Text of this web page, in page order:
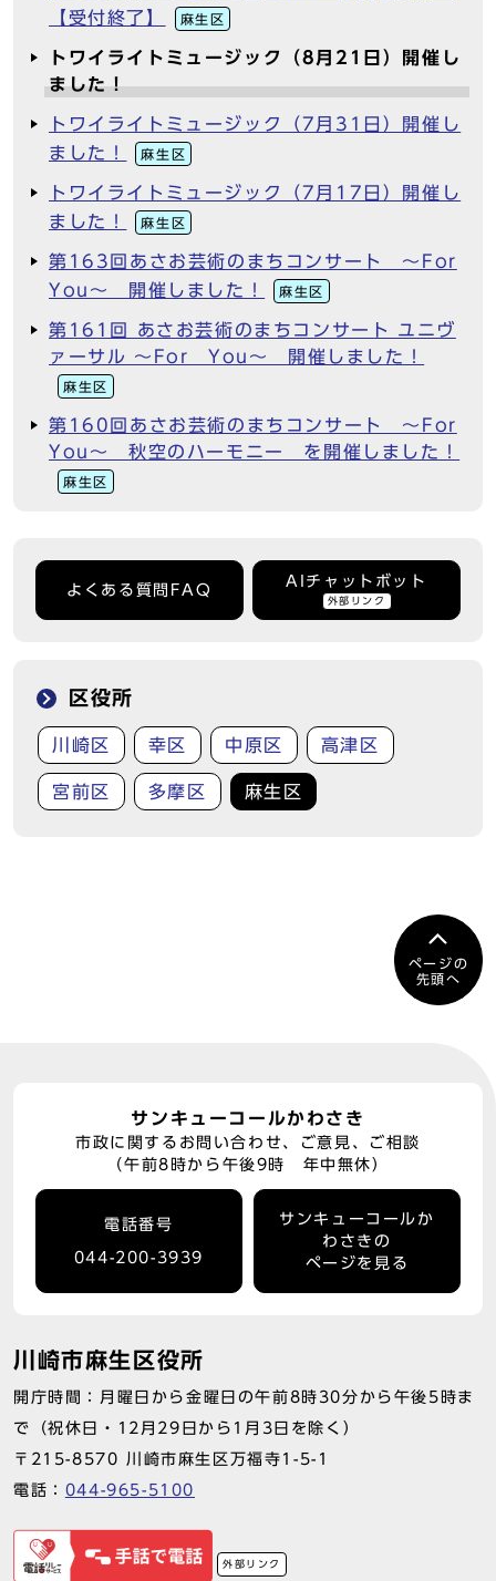
【受付終了】
麻生区
トワイライトミュージック（8月21日）開催し
ました！
トワイライトミュージック（7月31日）開催し
ました！
麻生区
トワイライトミュージック（7月17日）開催し
ました！
麻生区
第163回あさお芸術のまちコンサート ～For
You～ 開催しました！
麻生区
第161回 あさお芸術のまちコンサート ユニヴ
ァーサル ～For You～ 開催しました！
麻生区
第160回あさお芸術のまちコンサート ～For
You～ 秋空のハーモニー を開催しました！
麻生区
よくある質問FAQ
AIチャットボット
外部リンク
区役所
川崎区 幸区 中原区 高津区
宮前区 多摩区 麻生区
ページの
先頭へ
サンキューコールかわさき
市政に関するお問い合わせ、ご意見、ご相談
（午前8時から午後9時 年中無休）
電話番号
044-200-3939
サンキューコールか
わさきの
ページを見る
川崎市麻生区役所
開庁時間：月曜日から金曜日の午前8時30分から午後5時ま
で（祝休日・12月29日から1月3日を除く）
〒215-8570 川崎市麻生区万福寺1-5-1
電話： 044-965-5100
外部リンク